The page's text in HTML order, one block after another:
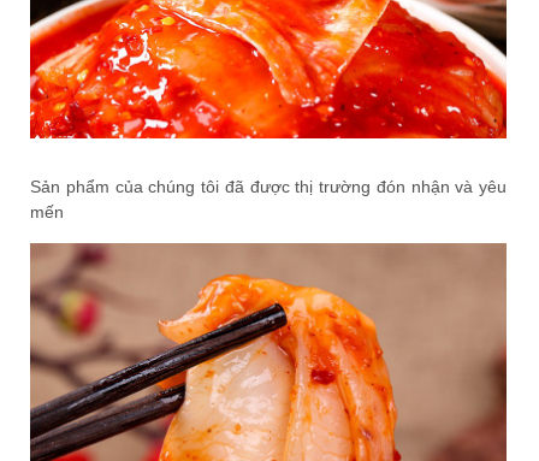
Sản phẩm của chúng tôi đã được thị trường đón nhận và yêu
mến